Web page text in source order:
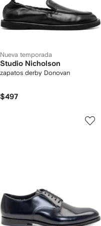
Nueva temporada
Studio Nicholson
zapatos derby Donovan
$497